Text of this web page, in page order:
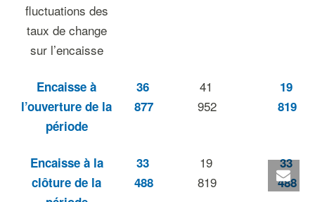
fluctuations des
taux de change
sur l’encaisse
Encaisse à
l’ouverture de la
période
36
877
41
952
19
819
Encaisse à la
clôture de la
33
488
19
819
33
488